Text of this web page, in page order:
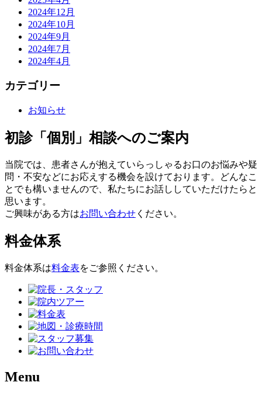
2024年12月
2024年10月
2024年9月
2024年7月
2024年4月
カテゴリー
お知らせ
初診「個別」相談へのご案内
当院では、患者さんが抱えていらっしゃるお口のお悩みや疑
問・不安などにお応えする機会を設けております。どんなこ
とでも構いませんので、私たちにお話ししていただけたらと
思います。
ご興味がある方はお問い合わせ ください。
料金体系
料金体系は料金表をご参照ください。
Menu